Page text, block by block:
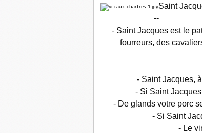
Saint
--
- Saint Jacques est le
fourreurs, des
- Saint Jacques,
- Si Saint
- De glands votre porc
- Si Saint
- Le